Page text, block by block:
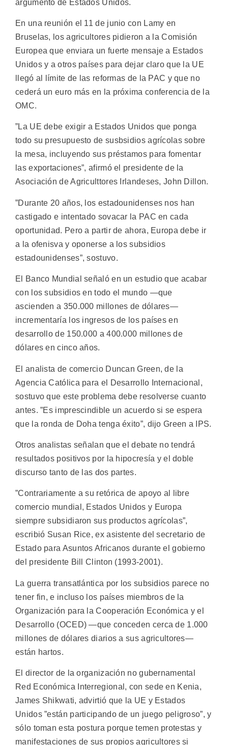
argumento de Estados Unidos.
En una reunión el 11 de junio con Lamy en
Bruselas, los agricultores pidieron a la Comisión
Europea que enviara un fuerte mensaje a Estados
Unidos y a otros países para dejar claro que la UE
llegó al límite de las reformas de la PAC y que no
cederá un euro más en la próxima conferencia de la
OMC.
”La UE debe exigir a Estados Unidos que ponga
todo su presupuesto de susbsidios agrícolas sobre
la mesa, incluyendo sus préstamos para fomentar
las exportaciones”, afirmó el presidente de la
Asociación de Agriculttores Irlandeses, John Dillon.
”Durante 20 años, los estadounidenses nos han
castigado e intentado sovacar la PAC en cada
oportunidad. Pero a partir de ahora, Europa debe ir
a la ofenisva y oponerse a los subsidios
estadounidenses”, sostuvo.
El Banco Mundial señaló en un estudio que acabar
con los subsidios en todo el mundo —que
ascienden a 350.000 millones de dólares—
incrementaría los ingresos de los países en
desarrollo de 150.000 a 400.000 millones de
dólares en cinco años.
El analista de comercio Duncan Green, de la
Agencia Católica para el Desarrollo Internacional,
sostuvo que este problema debe resolverse cuanto
antes. ”Es imprescindible un acuerdo si se espera
que la ronda de Doha tenga éxito”, dijo Green a IPS.
Otros analistas señalan que el debate no tendrá
resultados positivos por la hipocresía y el doble
discurso tanto de las dos partes.
”Contrariamente a su retórica de apoyo al libre
comercio mundial, Estados Unidos y Europa
siempre subsidiaron sus productos agrícolas”,
escribió Susan Rice, ex asistente del secretario de
Estado para Asuntos Africanos durante el gobierno
del presidente Bill Clinton (1993-2001).
La guerra transatlántica por los subsidios parece no
tener fin, e incluso los países miembros de la
Organización para la Cooperación Económica y el
Desarrollo (OCED) —que conceden cerca de 1.000
millones de dólares diarios a sus agricultores—
están hartos.
El director de la organización no gubernamental
Red Económica Interregional, con sede en Kenia,
James Shikwati, advirtió que la UE y Estados
Unidos ”están participando de un juego peligroso”, y
sólo toman esta postura porque temen protestas y
manifestaciones de sus propios agricultores si